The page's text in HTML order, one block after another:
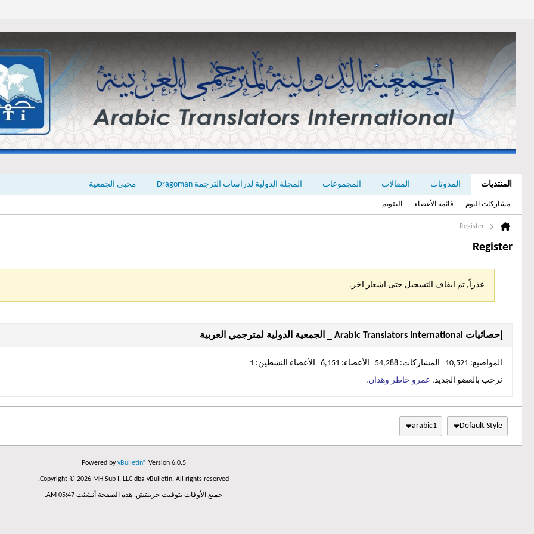
المنتديات المدونات المقالات المجموعات المجلة الدولية لدراسات الترجمة Dragoman محبي الجمعية
مشاركات اليوم قائمة الأعضاء التقويم
Register
Register
عذراً, تم ايقاف التسجيل حتى اشعار اخر.
إحصائيات Arabic Translators International _ الجمعية الدولية لمترجمي العربية
المواضيع: 10,521 المشاركات: 54,288 الأعضاء: 6,151 الأعضاء النشطين: 1
نرحب بالعضو الجديد, عمرو خاطر وهدان.
Default Style
arabic1
Powered byvBulletin® Version 6.0.5
Copyright © 2026 MH Sub I, LLC dba vBulletin. All rights reserved.
جميع الأوقات بتوقيت جرينتش. هذه الصفحة أنشئت 05:47 AM.